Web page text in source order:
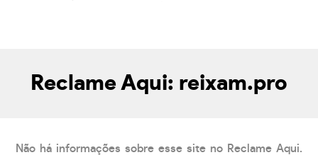
Reclame Aqui: reixam.pro
Não há informações sobre esse site no Reclame Aqui.